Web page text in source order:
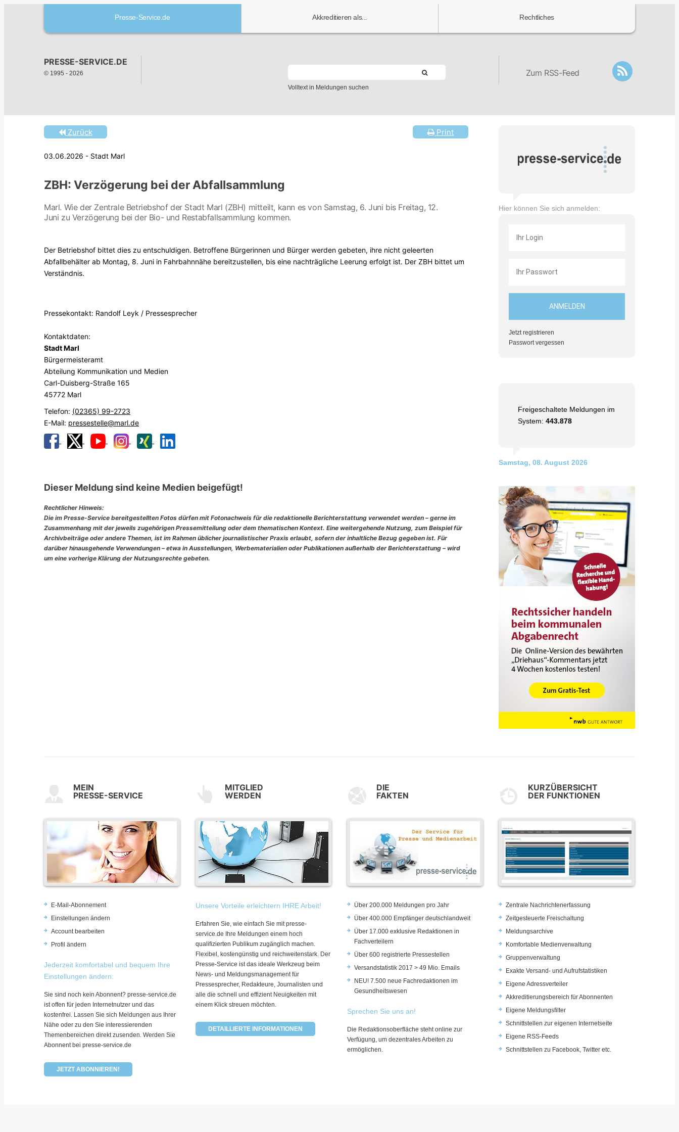
Presse-Service.de Akkreditieren als... Rechtliches
PRESSE-SERVICE.DE
© 1995 - 2026
Volltext in Meldungen suchen
Zum RSS-Feed
Print
Zurück
03.06.2026 - Stadt Marl
ZBH: Verzögerung bei der Abfallsammlung
Marl. Wie der Zentrale Betriebshof der Stadt Marl (ZBH) mitteilt, kann es von Samstag, 6. Juni bis Freitag, 12.
Juni zu Verzögerung bei der Bio- und Restabfallsammlung kommen.
Der Betriebshof bittet dies zu entschuldigen. Betroffene Bürgerinnen und Bürger werden gebeten, ihre nicht geleerten
Abfallbehälter ab Montag, 8. Juni in Fahrbahnnähe bereitzustellen, bis eine nachträgliche Leerung erfolgt ist. Der ZBH bittet um
Verständnis.
Pressekontakt: Randolf Leyk / Pressesprecher
Kontaktdaten:
Stadt Marl
Bürgermeisteramt
Abteilung Kommunikation und Medien
Carl-Duisberg-Straße 165
45772 Marl
Telefon: (02365) 99-2723
E-Mail: pressestelle@marl.de
Dieser Meldung sind keine Medien beigefügt!
Rechtlicher Hinweis:
Die im Presse-Service bereitgestellten Fotos dürfen mit Fotonachweis für die redaktionelle Berichterstattung verwendet werden – gerne im
Zusammenhang mit der jeweils zugehörigen Pressemitteilung oder dem thematischen Kontext. Eine weitergehende Nutzung, zum Beispiel für
Archivbeiträge oder andere Themen, ist im Rahmen üblicher journalistischer Praxis erlaubt, sofern der inhaltliche Bezug gegeben ist. Für
darüber hinausgehende Verwendungen – etwa in Ausstellungen, Werbematerialien oder Publikationen außerhalb der Berichterstattung – wird
um eine vorherige Klärung der Nutzungsrechte gebeten.
Hier können Sie sich anmelden:
Jetzt registrieren
Passwort vergessen
Freigeschaltete Meldungen im
System: 443.878
Samstag, 08. August 2026
MEIN
PRESSE-SERVICE
E-Mail-Abonnement
Einstellungen ändern
Account bearbeiten
Profil ändern
Jederzeit komfortabel und bequem Ihre
Einstellungen ändern:
Sie sind noch kein Abonnent? presse-service.de
ist offen für jeden Internetnutzer und das
kostenfrei. Lassen Sie sich Meldungen aus Ihrer
Nähe oder zu den Sie interessierenden
Themenbereichen direkt zusenden. Werden Sie
Abonnent bei presse-service.de
JETZT ABONNIEREN!
MITGLIED
WERDEN
Unsere Vorteile erleichtern IHRE Arbeit!
Erfahren Sie, wie einfach Sie mit presse-
service.de Ihre Meldungen einem hoch
qualifizierten Publikum zugänglich machen.
Flexibel, kostengünstig und reichweitenstark. Der
Presse-Service ist das ideale Werkzeug beim
News- und Meldungsmanagement für
Pressesprecher, Redakteure, Journalisten und
alle die schnell und effizient Neuigkeiten mit
einem Klick streuen möchten.
DETAILLIERTE INFORMATIONEN
DIE
FAKTEN
Über 200.000 Meldungen pro Jahr
Über 400.000 Empfänger deutschlandweit
Über 17.000 exklusive Redaktionen in
Fachverteilern
Über 600 registrierte Pressestellen
Versandstatistik 2017 > 49 Mio. Emails
NEU! 7.500 neue Fachredaktionen im
Gesundheitswesen
Sprechen Sie uns an!
Die Redaktionsoberfläche steht online zur
Verfügung, um dezentrales Arbeiten zu
ermöglichen.
KURZÜBERSICHT
DER FUNKTIONEN
Zentrale Nachrichtenerfassung
Zeitgesteuerte Freischaltung
Meldungsarchive
Komfortable Medienverwaltung
Gruppenverwaltung
Exakte Versand- und Aufrufstatistiken
Eigene Adressverteiler
Akkreditierungsbereich für Abonnenten
Eigene Meldungsfilter
Schnittstellen zur eigenen Internetseite
Eigene RSS-Feeds
Schnittstellen zu Facebook, Twitter etc.